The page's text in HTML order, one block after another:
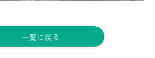
一覧に戻る